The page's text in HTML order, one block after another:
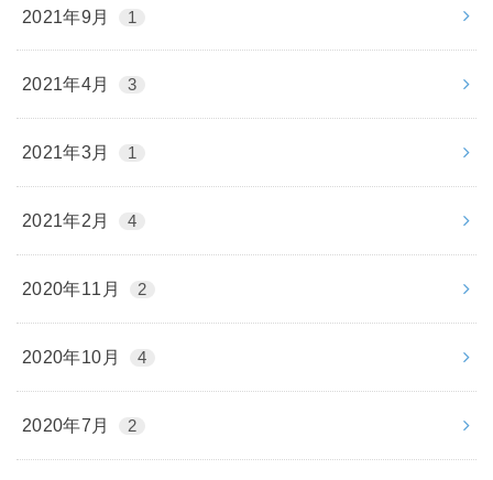
2021年9月 1
2021年4月 3
2021年3月 1
2021年2月 4
2020年11月 2
2020年10月 4
2020年7月 2